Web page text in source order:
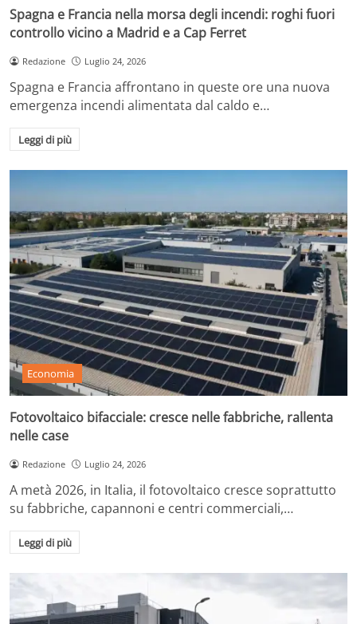
Spagna e Francia nella morsa degli incendi: roghi fuori
controllo vicino a Madrid e a Cap Ferret
Redazione Luglio 24, 2026
Spagna e Francia affrontano in queste ore una nuova
emergenza incendi alimentata dal caldo e…
Leggi di più
Economia
Fotovoltaico bifacciale: cresce nelle fabbriche, rallenta
nelle case
Redazione Luglio 24, 2026
A metà 2026, in Italia, il fotovoltaico cresce soprattutto
su fabbriche, capannoni e centri commerciali,…
Leggi di più